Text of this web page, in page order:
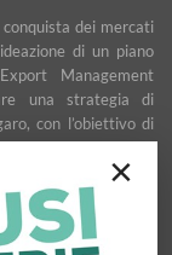
×
dei mercati
di un piano
Management
una strategia di
con l’obiettivo di